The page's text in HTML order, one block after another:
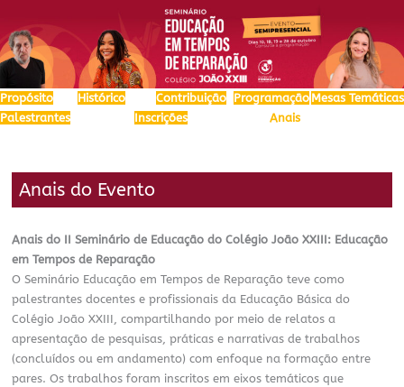
Propósito Histórico Contribuição Programação Mesas Temáticas
Palestrantes
Inscrições Anais
Anais do Evento
Anais do II Seminário de Educação do Colégio João XXIII: Educação
em Tempos de Reparação
O Seminário Educação em Tempos de Reparação teve como
palestrantes docentes e profissionais da Educação Básica do
Colégio João XXIII, compartilhando por meio de relatos a
apresentação de pesquisas, práticas e narrativas de trabalhos
(concluídos ou em andamento) com enfoque na formação entre
pares. Os trabalhos foram inscritos em eixos temáticos que